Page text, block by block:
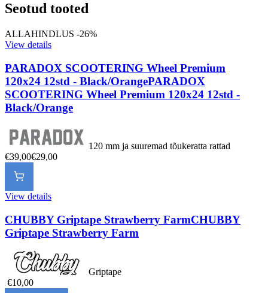
Seotud tooted
ALLAHINDLUS -26%
View details
PARADOX SCOOTERING Wheel Premium
120x24 12std - Black/OrangePARADOX
SCOOTERING Wheel Premium 120x24 12std -
Black/Orange
120 mm ja suuremad tõukeratta rattad
€39,00€29,00
View details
CHUBBY Griptape Strawberry FarmCHUBBY
Griptape Strawberry Farm
Griptape
€10,00